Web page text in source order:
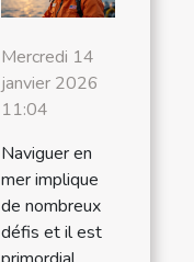
Mercredi 14
janvier 2026
11:04
Naviguer en
mer implique
de nombreux
défis et il est